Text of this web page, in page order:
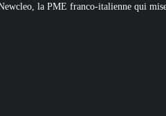
sur l’avenir du « mini nucléaire »